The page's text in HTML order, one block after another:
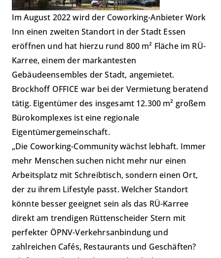
Im August 2022 wird der Coworking-Anbieter Work
Inn einen zweiten Standort in der Stadt Essen
eröffnen und hat hierzu rund 800 m² Fläche im RÜ-
Karree, einem der markantesten
Gebäudeensembles der Stadt, angemietet.
Brockhoff OFFICE war bei der Vermietung beratend
tätig. Eigentümer des insgesamt 12.300 m² großem
Bürokomplexes ist eine regionale
Eigentümergemeinschaft.
„Die Coworking-Community wächst lebhaft. Immer
mehr Menschen suchen nicht mehr nur einen
Arbeitsplatz mit Schreibtisch, sondern einen Ort,
der zu ihrem Lifestyle passt. Welcher Standort
könnte besser geeignet sein als das RÜ-Karree
direkt am trendigen Rüttenscheider Stern mit
perfekter ÖPNV-Verkehrsanbindung und
zahlreichen Cafés, Restaurants und Geschäften?